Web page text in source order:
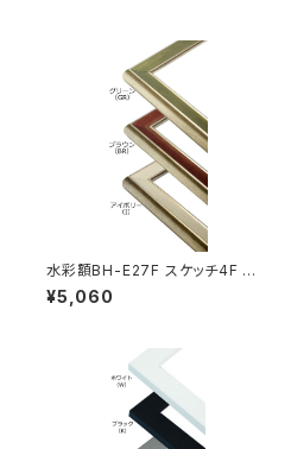
水彩額BH-E27F スケッチ4F 3
52×443ミリ
¥5,060